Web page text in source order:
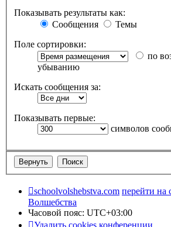
Показывать результаты как:
Сообщения
Темы
Поле сортировки:
по
убыванию
Искать сообщения за:
Показывать первые:
символов
schoolvolshebstva.com перейти на
Волшебства
Часовой пояс: UTC+03:00
Удалить cookies конференции